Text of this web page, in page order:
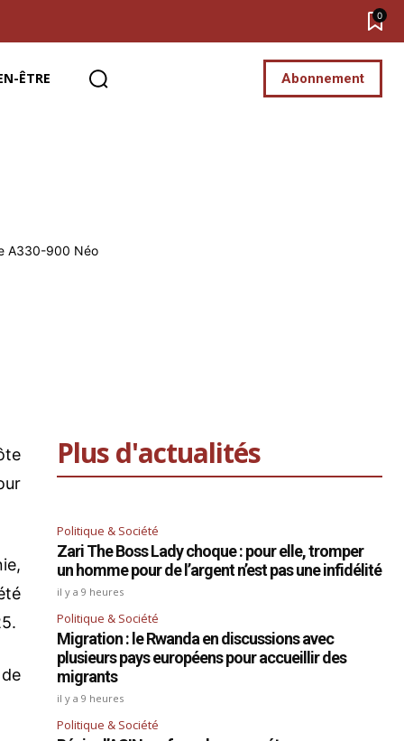
0
ÊTRE Abonnement
Plus d'actualités
Politique & Société
Zari The Boss Lady choque : pour elle, tromper
un homme pour de l’argent n’est pas une infidélité
il y a 9 heures
Politique & Société
Migration : le Rwanda en discussions avec
plusieurs pays européens pour accueillir des
migrants
il y a 9 heures
Politique & Société